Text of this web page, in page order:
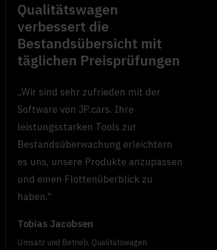
Qualitätswagen
verbessert die
Bestandsübersicht mit
täglichen Preisprüfungen
„Wir sind sehr zufrieden mit der
Software von JP.cars. Ihre
leistungsstarken Tools zur
Bestandsüberwachung erleichtern
es uns, unsere Produkte anzupassen
und einen Flottenüberblick zu
haben.“
Tobias Jacobsen
Umsatz und Betrieb, Qualitätswagen